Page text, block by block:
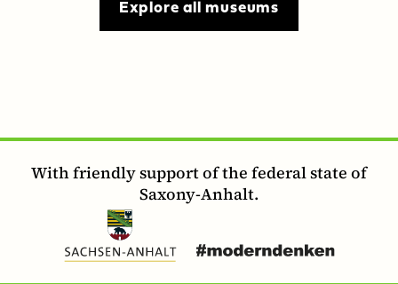
Explore all museums
With friendly support of the federal state of
Saxony-Anhalt.